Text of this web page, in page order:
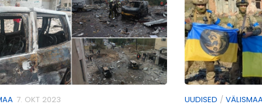
7. OKT 2023 UUDISED /